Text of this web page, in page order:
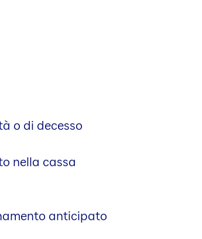
o di decesso
nella cassa
anticipato